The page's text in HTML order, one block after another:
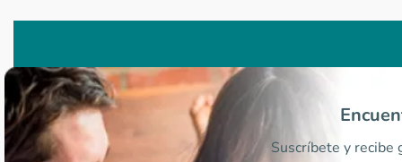
Suscríbete y recibe